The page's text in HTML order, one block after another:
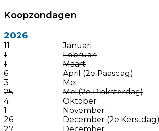
Koopzondagen
2026
11
Januari
1
Februari
1
Maart
6
April (2e Paasdag)
3
Mei
25
Mei (2e Pinksterdag)
4
Oktober
1
November
26
December (2e Kerstdag)
27
December